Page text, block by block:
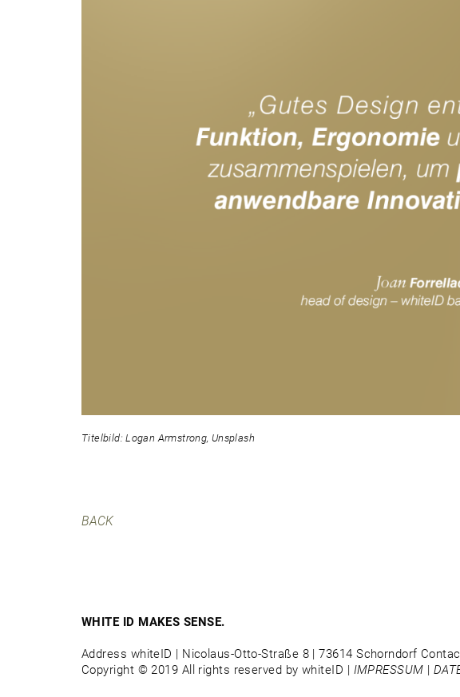
Titelbild: Logan Armstrong, Unsplash
BACK
WHITE ID MAKES SENSE.
Address whiteID | Nicolaus-Otto-Straße 8 | 73614 Schorndorf
Copyright © 2019 All rights reserved by whiteID | IMPRESSUM |